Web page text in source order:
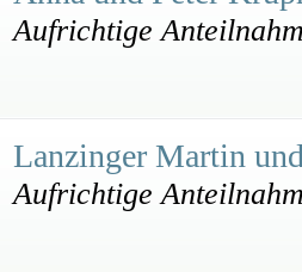
Aufrichtige
Lanzinger Martin
Aufrichtige